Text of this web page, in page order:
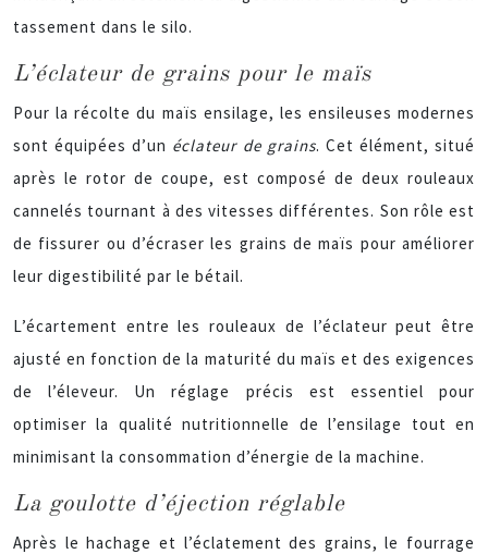
tassement dans le silo.
L’éclateur de grains pour le maïs
Pour la récolte du maïs ensilage, les ensileuses modernes
sont équipées d’un éclateur de grains. Cet élément, situé
après le rotor de coupe, est composé de deux rouleaux
cannelés tournant à des vitesses différentes. Son rôle est
de fissurer ou d’écraser les grains de maïs pour améliorer
leur digestibilité par le bétail.
L’écartement entre les rouleaux de l’éclateur peut être
ajusté en fonction de la maturité du maïs et des exigences
de l’éleveur. Un réglage précis est essentiel pour
optimiser la qualité nutritionnelle de l’ensilage tout en
minimisant la consommation d’énergie de la machine.
La goulotte d’éjection réglable
Après le hachage et l’éclatement des grains, le fourrage